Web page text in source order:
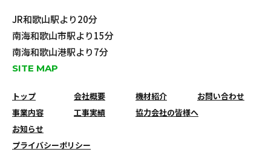
JR和歌山駅より20分
南海和歌山市駅より15分
南海和歌山港駅より7分
SITE MAP
トップ 会社概要 機材紹介
お問い合わせ
事業内容
工事実績
協力会社の皆様へ
お知らせ
プライバシーポリシー